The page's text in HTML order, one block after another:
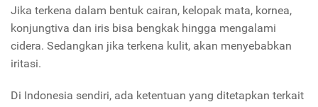
Jika terkena dalam bentuk cairan, kelopak mata, kornea,
konjungtiva dan iris bisa bengkak hingga mengalami
cidera. Sedangkan jika terkena kulit, akan menyebabkan
iritasi.
Di Indonesia sendiri, ada ketentuan yang ditetapkan terkait